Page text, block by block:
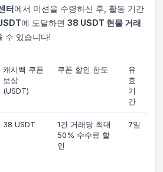
터에서 미션을 수령하신 후, 활동 기간
에 도달하면 38 USDT 현물 거래
수 있습니다!
캐시백 쿠폰
보상
(USDT)
쿠폰 할인 한도
유
효
기
간
38 USDT
1건 거래당 최대
50% 수수료 할
인
7일
온라인 고객 서비스
녕하세요, 무엇을 도와드릴까
요?
온라인 고객 서비스가 도와드립니다